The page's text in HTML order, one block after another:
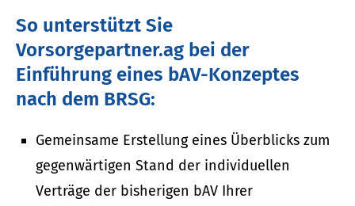
So unterstützt Sie
Vorsorgepartner.ag bei der
Einführung eines bAV-Konzeptes
nach dem BRSG:
Gemeinsame Erstellung eines Überblicks zum
gegenwärtigen Stand der individuellen
Verträge der bisherigen bAV Ihrer